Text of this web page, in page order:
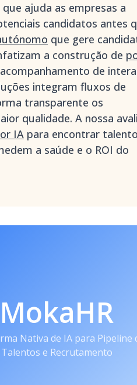
ajuda as empresas a
candidatos antes
que gere
a construção de
de
integram fluxos de
transparente os
qualidade. A nossa
IA para encontrar
a saúde e o ROI do
MokaHR
Nativa de IA para Pipeline
Talentos e Recrutamento